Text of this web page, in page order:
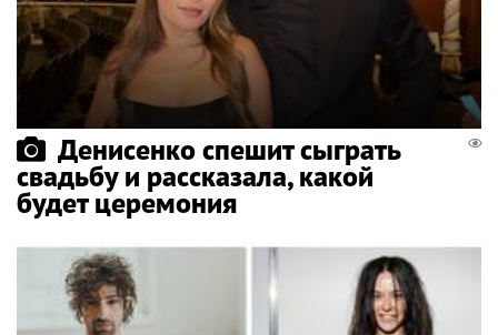
Денисенко спешит сыграть
свадьбу и рассказала, какой
будет церемония